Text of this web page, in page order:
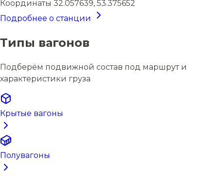
Координаты 32.057639, 53.375652
Подробнее о станции
Типы вагонов
Подберём подвижной состав под маршрут и
характеристики груза
Крытые вагоны
Полувагоны